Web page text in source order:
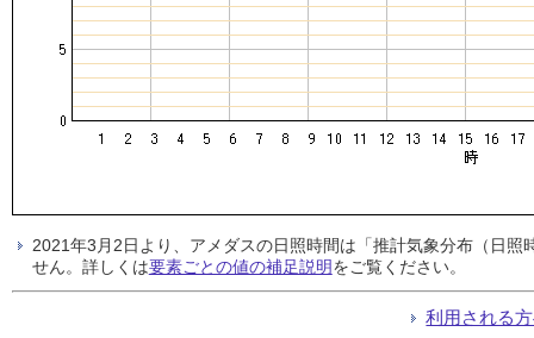
2021年3月2日より、アメダスの日照時間は「推計気象分布（日
せん。詳しくは要素ごとの値の補足説明をご覧ください。
利用される